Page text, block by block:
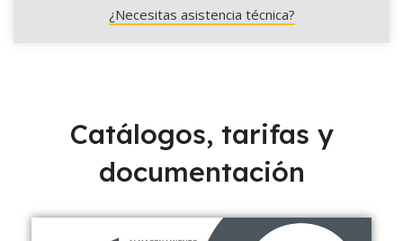
¿Necesitas asistencia técnica?
Catálogos, tarifas y
documentación